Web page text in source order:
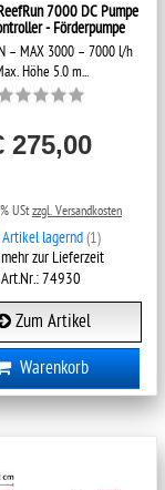
7000 DC Pumpe
- Förderpumpe
– MAX 3000 – 7000 l/h
Höhe 5.0 m...
275,00
USt zzgl. Versandkosten
Artikel lagernd(1)
mehr zur Lieferzeit
Art.Nr.: 74930
Zum Artikel
Warenkorb